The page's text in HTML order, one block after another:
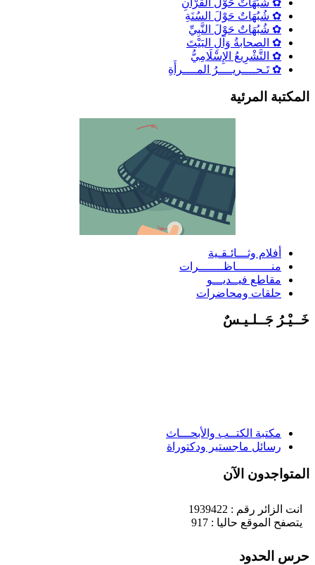
✿ شُبُهَاتٌ حَوْلَ القُرْآنِ
✿ شُبُهَاتٌ حَوْلَ السُنَةِ
✿ شُبُهَاتٌ حَوْلَ النَّبِيِّ
✿ الصحابةُ وَآلِ البَيْتَ
✿ التَّشْرِيعُ الإِسْلَامِيُّ
✿ تَـحــــريــــرُ المــــرأَةِ
المرئية
أفلام وثـــائـقـية
منــــــــــاظـــــــرات
مقاطع فيــديـــو
حلقات ومحاضرات
جَــلـيـسٌ
مكتبة الكتــب والأبحـــاث
رسائل ماجستير ودكتوراة
الآن
انت الزائر رقم : 1939422
يتصفح الموقع حاليا : 917
الحدود